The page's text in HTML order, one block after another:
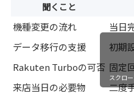
聞くこと
機種変更の流れ 当日
データ移行の支援
初期
Rakuten Turboの可否 固定
来店当日の必要物
二度
スクロ